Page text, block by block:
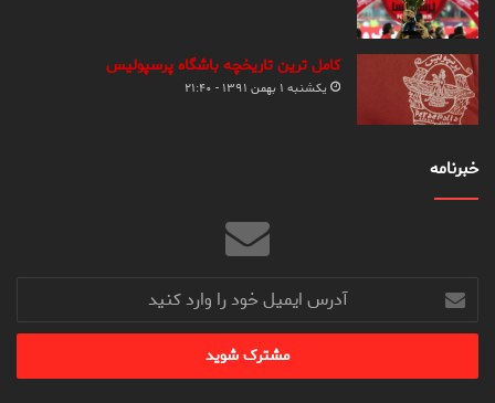
کامل ترین تاریخچه باشگاه پرسپولیس
یکشنبه ۱ بهمن ۱۳۹۱ - ۲۱:۴۰
خبرنامه
آدرس
ایمیل
خود
وارد